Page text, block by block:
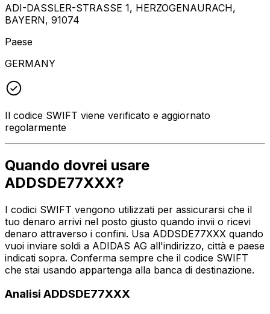
ADI-DASSLER-STRASSE 1, HERZOGENAURACH,
BAYERN, 91074
Paese
GERMANY
Il codice SWIFT viene verificato e aggiornato
regolarmente
Quando dovrei usare
ADDSDE77XXX?
I codici SWIFT vengono utilizzati per assicurarsi che il
tuo denaro arrivi nel posto giusto quando invii o ricevi
denaro attraverso i confini. Usa ADDSDE77XXX quando
vuoi inviare soldi a ADIDAS AG all'indirizzo, città e paese
indicati sopra. Conferma sempre che il codice SWIFT
che stai usando appartenga alla banca di destinazione.
Analisi ADDSDE77XXX